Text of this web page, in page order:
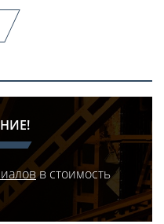
в стоимость